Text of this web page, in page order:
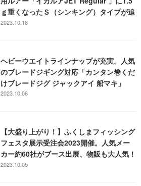
ｇ重くなったＳ（シンキング）タイプが追
加され、攻略の幅が拡大！
2023.10.18
ヘビーウエイトラインナップが充実。人気
のブレードジギング対応「カンタン巻くだ
けブレードジグ ジャックアイ 船マキ」
2023.10.06
【大盛り上がり！】ふくしまフィッシング
フェスタ展示受注会2023開催。人気メー
カー約60社がブース出展、物販も大人気！
【上州屋】
2023.10.05